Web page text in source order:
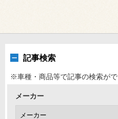
記事検索
※車種・商品等で記事の検索が
メーカー